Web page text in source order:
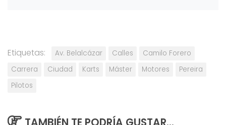
Etiquetas: Av. Belalcázar Calles
Camilo Forero
Carrera
Ciudad Karts Máster Motores
Pereira
Pilotos